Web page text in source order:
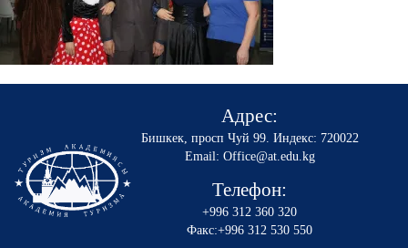
Адрес:
Бишкек, просп Чуй 99. Индекс: 720022
Email: Office@at.edu.kg
Телефон:
+996 312 360 320
Факс:+996 312 530 550